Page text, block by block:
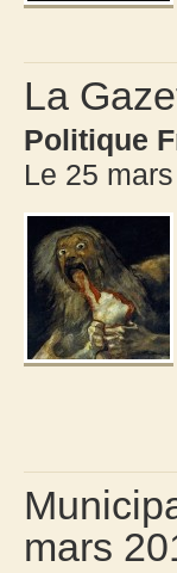
La
Politique
Le 25
mars